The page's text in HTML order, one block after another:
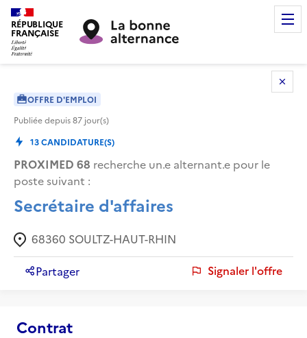
RÉPUBLIQUE
FRANÇAISE
OFFRE D'EMPLOI
Publiée depuis87 jour(s)
13CANDIDATURE(S)
PROXIMED 68 recherche un.e alternant.e pour le
poste suivant :
Secrétaire d'affaires
68360 SOULTZ-HAUT-RHIN
Partager Signaler l'offre
Contrat